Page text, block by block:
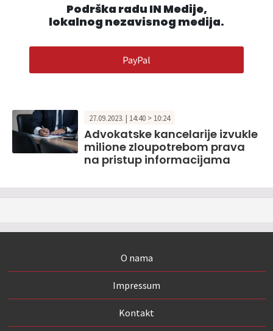
Podrška radu IN Medije,
lokalnog nezavisnog medija.
PayPal
27.09.2023. | 14:40 > 10:24
Advokatske kancelarije izvukle
milione zloupotrebom prava
na pristup informacijama
O nama
Impressum
Kontakt